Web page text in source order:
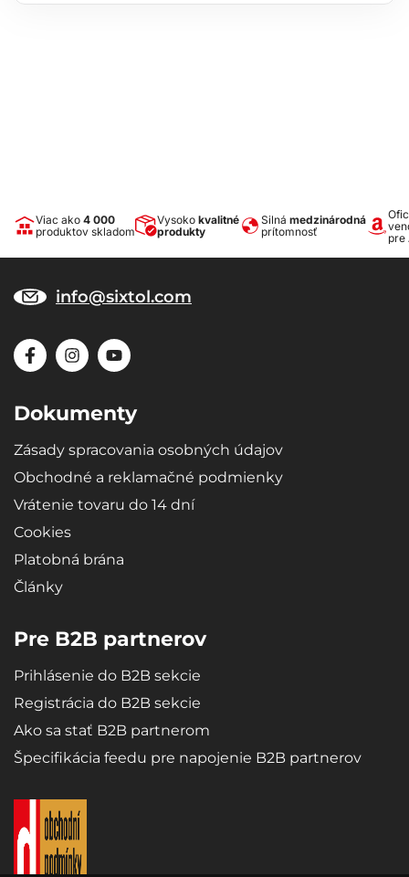
Viac ako 4 000
produktov skladom
Vysoko kvalitné
produkty
Silná medzinárodná
prítomnosť
pre
info@sixtol.com
Dokumenty
Zásady spracovania osobných údajov
Obchodné a reklamačné podmienky
Vrátenie tovaru do 14 dní
Cookies
Platobná brána
Články
Pre B2B partnerov
Prihlásenie do B2B sekcie
Registrácia do B2B sekcie
Ako sa stať B2B partnerom
Špecifikácia feedu pre napojenie B2B partnerov